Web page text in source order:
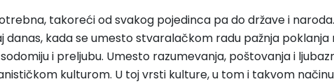
takoreći od svakog pojedinca pa do države i
kada se umesto stvaralačkom radu pažnja
i preljubu. Umesto razumevanja, poštovanja i
kulturom. U toj vrsti kulture, u tom i takvom